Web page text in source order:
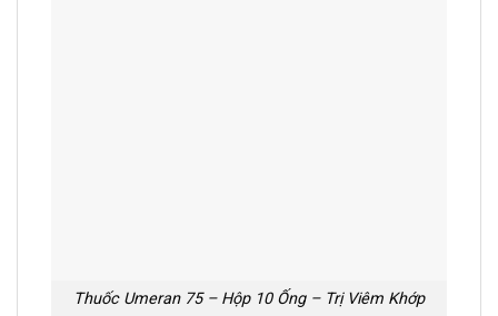
Thuốc Umeran 75 – Hộp 10 Ống – Trị Viêm Khớp